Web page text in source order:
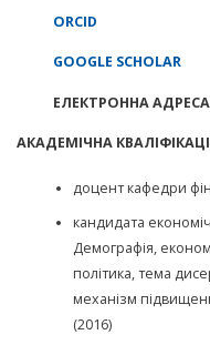
ORCID
GOOGLE SCHOLAR
ЕЛЕКТРОННА АДРЕСА
АКАДЕМІЧНА
доцент кафедри
кандидата
Демографія,
політика, тема
механізм
(2016)